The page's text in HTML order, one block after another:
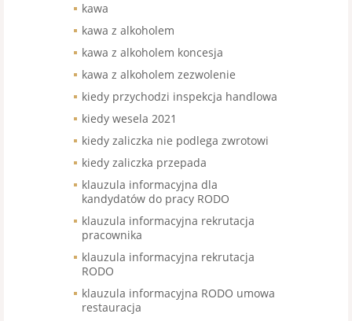
kawa
kawa z alkoholem
kawa z alkoholem koncesja
kawa z alkoholem zezwolenie
kiedy przychodzi inspekcja handlowa
kiedy wesela 2021
kiedy zaliczka nie podlega zwrotowi
kiedy zaliczka przepada
klauzula informacyjna dla
kandydatów do pracy RODO
klauzula informacyjna rekrutacja
pracownika
klauzula informacyjna rekrutacja
RODO
klauzula informacyjna RODO umowa
restauracja